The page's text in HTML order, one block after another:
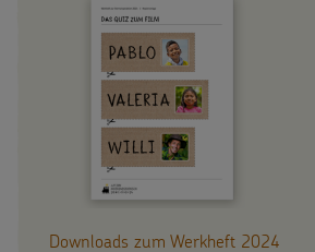
Downloads zum Werkheft 2024